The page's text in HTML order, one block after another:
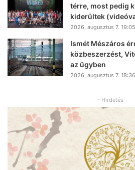
térre, most pedig
kiderültek
2026, augusztus 7. 19:05
Ismét Mészáros
közbeszerzést,
az ügyben
2026, augusztus 7. 18:36
- Hirdetés -